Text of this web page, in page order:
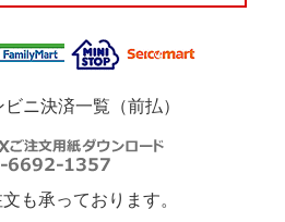
ニ決済一覧（前払）
も承っております。